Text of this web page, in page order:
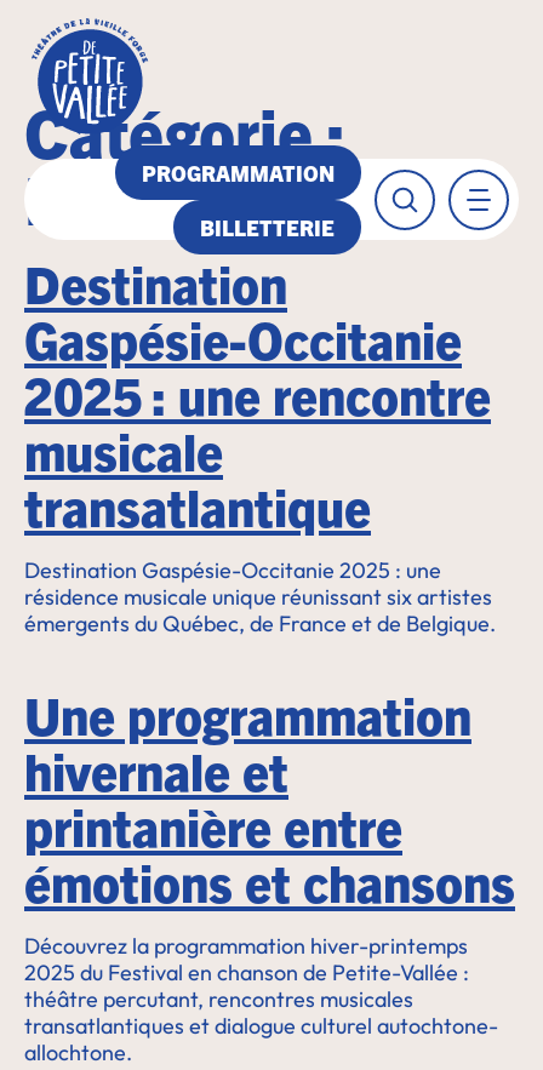
PROGRAMMATION
BILLETTERIE
Catégorie :
Programmation
Destination
Gaspésie-Occitanie
2025 : une rencontre
musicale
transatlantique
Destination Gaspésie-Occitanie 2025 : une
résidence musicale unique réunissant six artistes
émergents du Québec, de France et de Belgique.
Une programmation
hivernale et
printanière entre
émotions et chansons
Découvrez la programmation hiver-printemps
2025 du Festival en chanson de Petite-Vallée :
théâtre percutant, rencontres musicales
transatlantiques et dialogue culturel autochtone-
allochtone.